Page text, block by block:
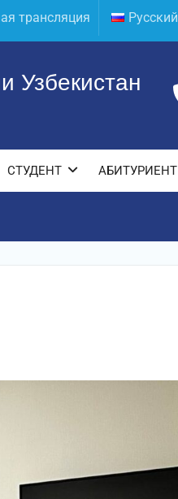
трансляция Русский
Узбекистан
СТУДЕНТ АБИТУРИЕНТ